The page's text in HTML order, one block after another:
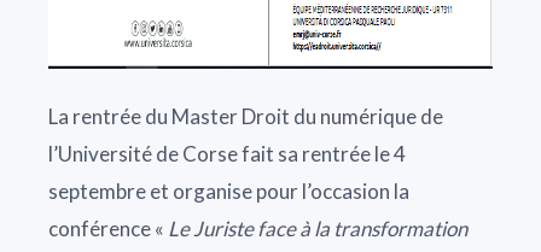
La rentrée du Master Droit du numérique de
l’Université de Corse fait sa rentrée le 4
septembre et organise pour l’occasion la
conférence « Le Juriste face à la transformation